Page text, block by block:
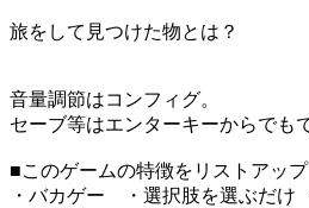
旅をして見つけた物とは？
音量調節はコンフィグ。
セーブ等はエンターキーからでも
■このゲームの特徴をリストアッ
・バカゲー ・選択肢を選ぶだ